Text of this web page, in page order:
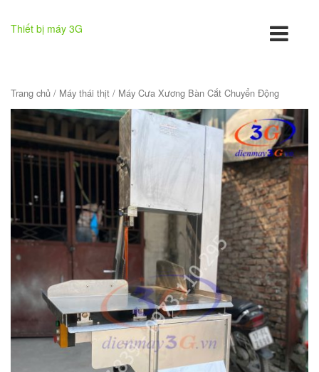
Thiết bị máy 3G
Trang chủ / Máy thái thịt / Máy Cưa Xương Bàn Cắt Chuyển Động